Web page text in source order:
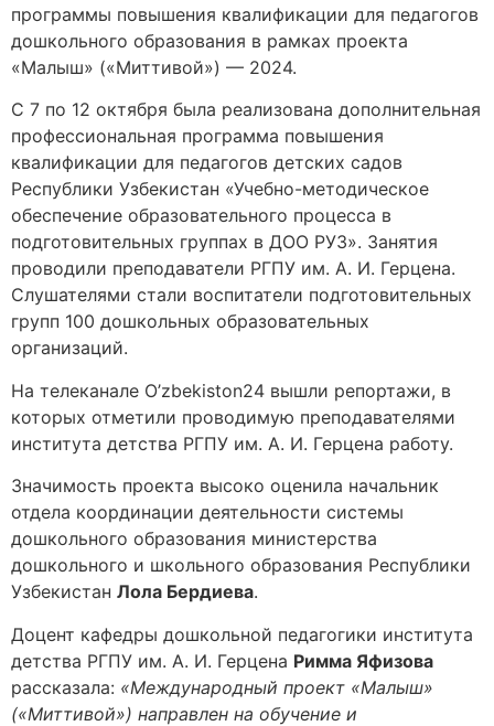
программы повышения квалификации для педагогов
дошкольного образования в рамках проекта
«Малыш» («Миттивой») — 2024.
С 7 по 12 октября была реализована дополнительная
профессиональная программа повышения
квалификации для педагогов детских садов
Республики Узбекистан «Учебно-методическое
обеспечение образовательного процесса в
подготовительных группах в ДОО РУЗ». Занятия
проводили преподаватели РГПУ им. А. И. Герцена.
Слушателями стали воспитатели подготовительных
групп 100 дошкольных образовательных
организаций.
На телеканале O’zbekiston24 вышли репортажи, в
которых отметили проводимую преподавателями
института детства РГПУ им. А. И. Герцена работу.
Значимость проекта высоко оценила начальник
отдела координации деятельности системы
дошкольного образования министерства
дошкольного и школьного образования Республики
Узбекистан Лола Бердиева.
Доцент кафедры дошкольной педагогики института
детства РГПУ им. А. И. Герцена Римма Яфизова
рассказала: «Международный проект «Малыш»
(«Миттивой») направлен на обучение и